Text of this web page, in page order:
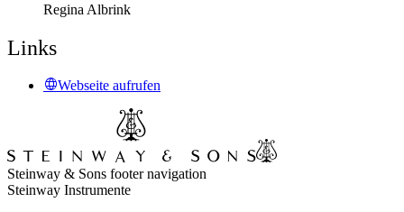
Regina Albrink
Links
Webseite aufrufen
Steinway & Sons footer navigation
Steinway Instrumente